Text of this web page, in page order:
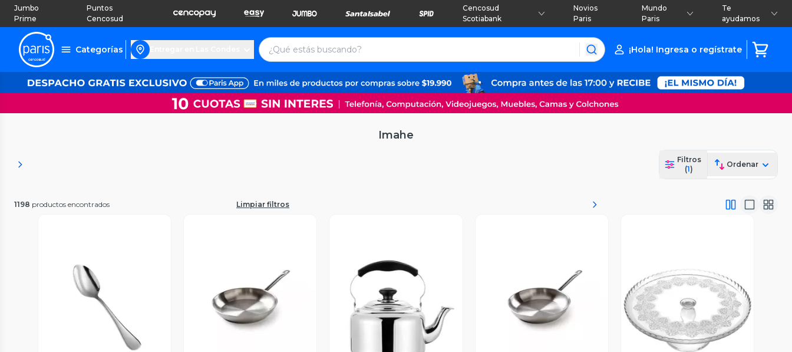
Jumbo
Prime
Puntos
Cencosud
Cencosud
Scotiabank
Novios
Paris
Mundo
Paris
Te
ayudamos
Categorías ¡Hola! Ingresa o regístrate
Imahe
Filtros
(1)
Ordenar
1198 productos encontrados Limpiar filtros
Vista Previa Vista Previa Vista Previa Vista Previa Vista Previa